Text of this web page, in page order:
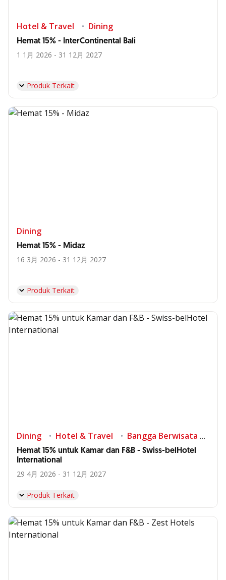
Hotel & Travel Dining
Hemat 15% - InterContinental Bali
1 1月 2026 - 31 12月 2027
Produk Terkait
Dining
Hemat 15% - Midaz
16 3月 2026 - 31 12月 2027
Produk Terkait
Dining Hotel & Travel Bangga Berwisata di Indonesia
Hemat 15% untuk Kamar dan F&B - Swiss-belHotel
International
29 4月 2026 - 31 12月 2027
Produk Terkait